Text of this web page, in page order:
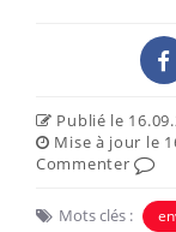
Publié le
Mise à jour le
Commenter
Mots clés :